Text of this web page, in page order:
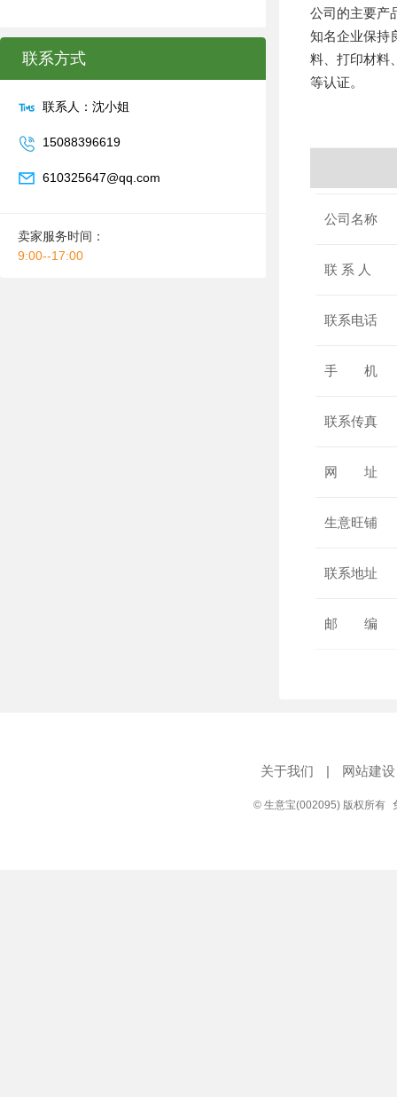
联系方式
联系人：沈小姐
15088396619
610325647@qq.com
卖家服务时间：
9:00--17:00
公司的主要产
知名企业保持
料、打印材料
等认证。
公司名称
联 系 人
联系电话
手 机
联系传真
网 址
生意旺铺
联系地址
邮 编
关于我们 | 网站建设
© 生意宝(002095) 版权所有